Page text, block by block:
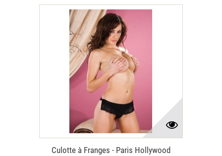
Culotte à Franges - Paris Hollywood